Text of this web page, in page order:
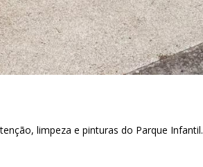
limpeza e pinturas do Parque Infantil.